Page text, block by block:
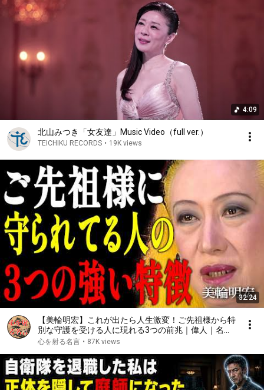
4:09
北山みつき「女友達」Music Video（full ver.）
TEICHIKU RECORDS • 19K views
32:24
【美輪明宏】これが出たら人生激変！ご先祖様から特
別な守護を受ける人に現れる3つの前兆｜偉人｜名言
｜言葉の力｜人生哲学｜
心を射る名言 • 87K views